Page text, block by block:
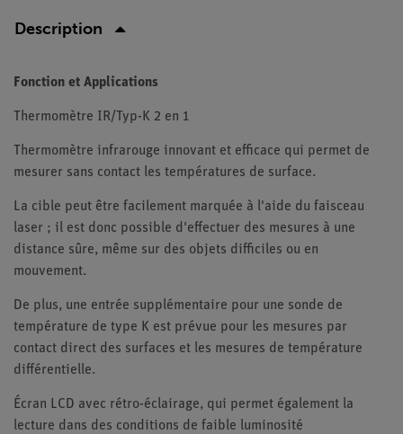
Description
Fonction et Applications
Thermomètre IR/Typ-K 2 en 1
Thermomètre infrarouge innovant et efficace qui permet de
mesurer sans contact les températures de surface.
La cible peut être facilement marquée à l'aide du faisceau
laser ; il est donc possible d'effectuer des mesures à une
distance sûre, même sur des objets difficiles ou en
mouvement.
De plus, une entrée supplémentaire pour une sonde de
température de type K est prévue pour les mesures par
contact direct des surfaces et les mesures de température
différentielle.
Écran LCD avec rétro-éclairage, qui permet également la
lecture dans des conditions de faible luminosité